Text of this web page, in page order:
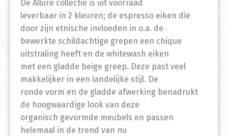
De Allure collectie is uit voorraad
leverbaar in 2 kleuren; de espresso eiken die
door zijn etnische invloeden in o.a. de
bewerkte schildachtige grepen een chique
uitstraling heeft en de whitewash eiken
met een gladde beige greep. Deze past veel
makkelijker in een landelijke stijl. De
ronde vorm en de gladde afwerking benadrukt
de hoogwaardige look van deze
organisch gevormde meubels en passen
helemaal in de trend van nu